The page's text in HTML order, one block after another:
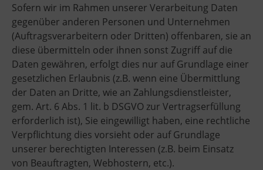
Sofern wir im Rahmen unserer Verarbeitung Daten
gegenüber anderen Personen und Unternehmen
(Auftragsverarbeitern oder Dritten) offenbaren, sie an
diese übermitteln oder ihnen sonst Zugriff auf die
Daten gewähren, erfolgt dies nur auf Grundlage einer
gesetzlichen Erlaubnis (z.B. wenn eine Übermittlung
der Daten an Dritte, wie an Zahlungsdienstleister,
gem. Art. 6 Abs. 1 lit. b DSGVO zur Vertragserfüllung
erforderlich ist), Sie eingewilligt haben, eine rechtliche
Verpflichtung dies vorsieht oder auf Grundlage
unserer berechtigten Interessen (z.B. beim Einsatz
von Beauftragten, Webhostern, etc.).